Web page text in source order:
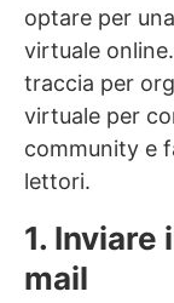
optare per
virtuale
traccia per
virtuale per
community e
lettori.
1.
mail